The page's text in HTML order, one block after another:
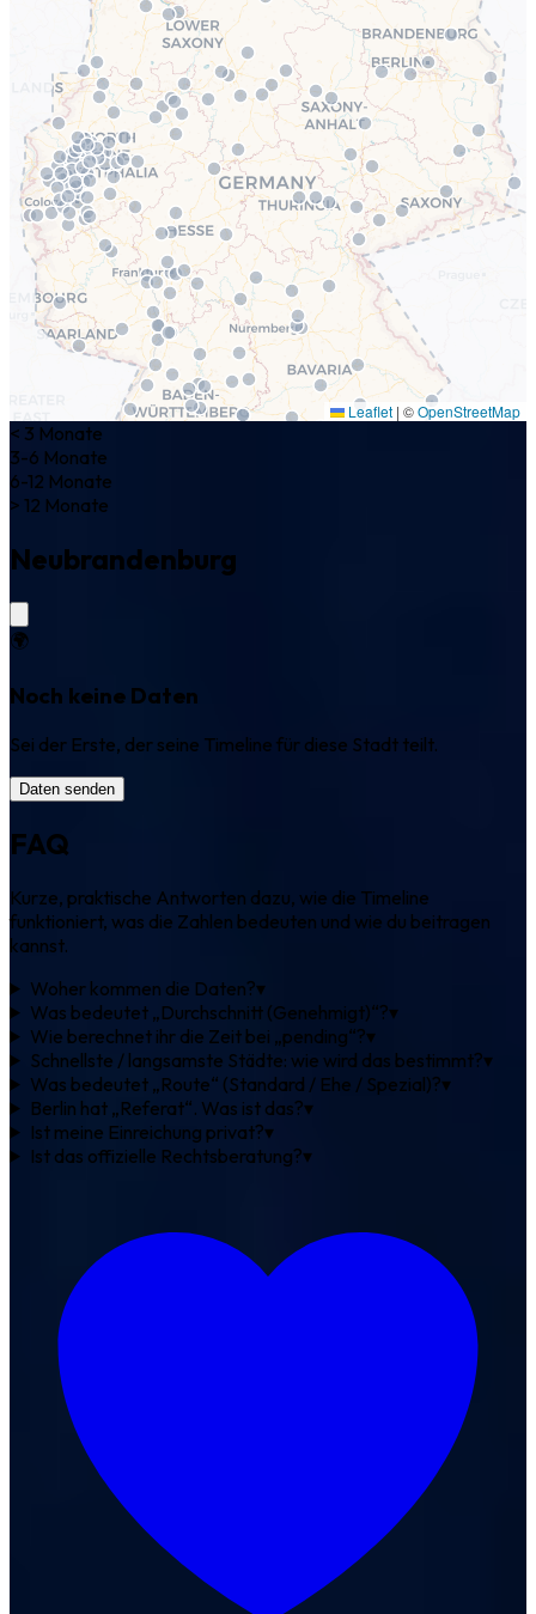
Leaflet | ©OpenStreetMap
< 3 Monate
3-6 Monate
6-12 Monate
> 12 Monate
Neubrandenburg
🌍
Noch keine Daten
Sei der Erste, der seine Timeline für diese Stadt teilt.
Daten senden
FAQ
Kurze, praktische Antworten dazu, wie die Timeline
funktioniert, was die Zahlen bedeuten und wie du beitragen
kannst.
Woher kommen die Daten?▾
Was bedeutet „Durchschnitt (Genehmigt)“?▾
Wie berechnet ihr die Zeit bei „pending“?▾
Schnellste / langsamste Städte: wie wird das bestimmt?▾
Was bedeutet „Route“ (Standard / Ehe / Spezial)?▾
Berlin hat „Referat“. Was ist das?▾
Ist meine Einreichung privat?▾
Ist das offizielle Rechtsberatung?▾